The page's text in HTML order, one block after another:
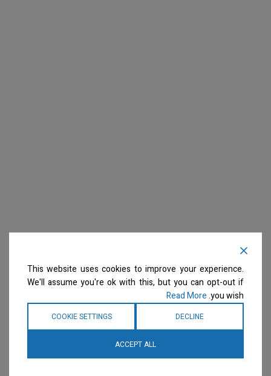
This website uses cookies to improve your experience.
We'll assume you're ok with this, but you can opt-out if
you wish.
Read More
DECLINE
COOKIE SETTINGS
ACCEPT ALL